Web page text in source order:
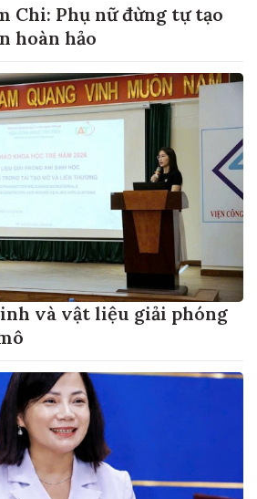
Chi: Phụ nữ đừng tự tạo
hoàn hảo
và vật liệu giải phóng